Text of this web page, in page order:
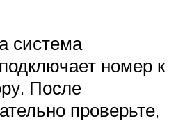
система
номер к
После
проверьте,